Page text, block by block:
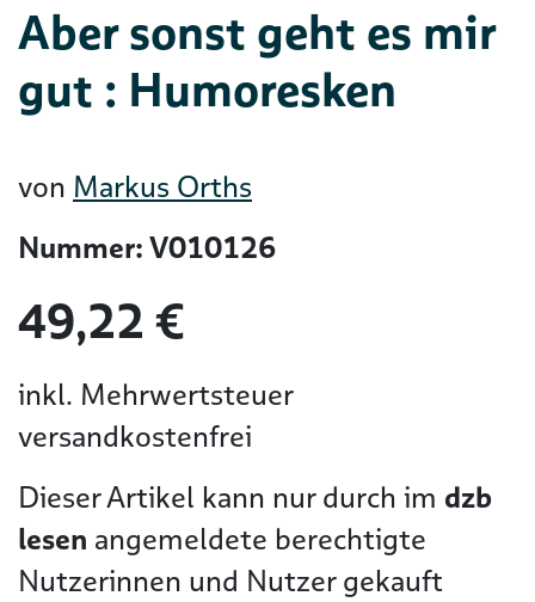
Aber sonst geht es mir
gut : Humoresken
von Markus Orths
Nummer: V010126
49,22 €
inkl. Mehrwertsteuer
versandkostenfrei
Dieser Artikel kann nur durch im dzb
lesen angemeldete berechtigte
Nutzerinnen und Nutzer gekauft